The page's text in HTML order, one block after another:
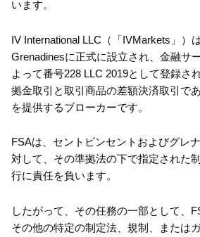
います。
IV International LLC（「IVMarkets」）
Grenadinesに正式に設立され、金融サ
よって番号228 LLC 2019として登録さ
拠金取引と取引商品の差額決済取引で
を提供するブローカーです。
FSAは、セントビンセントおよびグレ
対して、その準拠法の下で指定された
行に責任を負います。
したがって、その任務の一部として、
その他の特定の制定法、規制、または